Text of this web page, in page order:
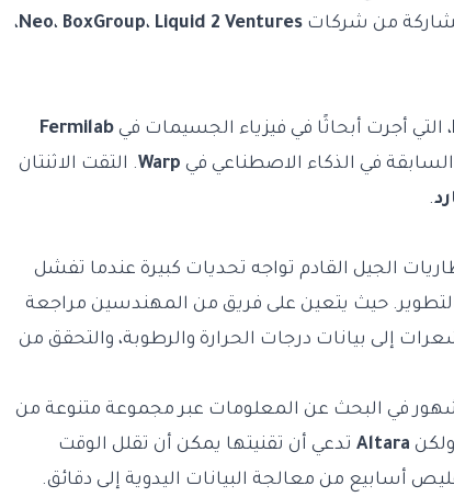
من شركات Neo، BoxGroup، Liquid 2 Ventures
،
، التي أجرت أبحاثًا في فيزياء الجسيمات في Fermilab
في الذكاء الاصطناعي في Warp. التقت الاثنتان
.
الجيل القادم تواجه تحديات كبيرة عندما تفشل
والتطوير. حيث يتعين على فريق من المهندسين مراجعة
إلى بيانات درجات الحرارة والرطوبة، والتحقق من
في البحث عن المعلومات عبر مجموعة متنوعة من
Altara تدعي أن تقنيتها يمكن أن تقلل الوقت
أسابيع من معالجة البيانات اليدوية إلى دقائق.